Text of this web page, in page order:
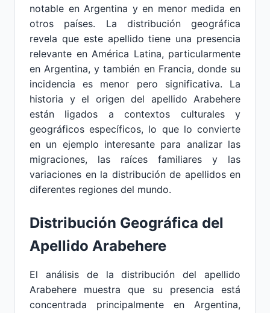
notable en Argentina y en menor medida en
otros países. La distribución geográfica
revela que este apellido tiene una presencia
relevante en América Latina, particularmente
en Argentina, y también en Francia, donde su
incidencia es menor pero significativa. La
historia y el origen del apellido Arabehere
están ligados a contextos culturales y
geográficos específicos, lo que lo convierte
en un ejemplo interesante para analizar las
migraciones, las raíces familiares y las
variaciones en la distribución de apellidos en
diferentes regiones del mundo.
Distribución Geográfica del
Apellido Arabehere
El análisis de la distribución del apellido
Arabehere muestra que su presencia está
concentrada principalmente en Argentina,